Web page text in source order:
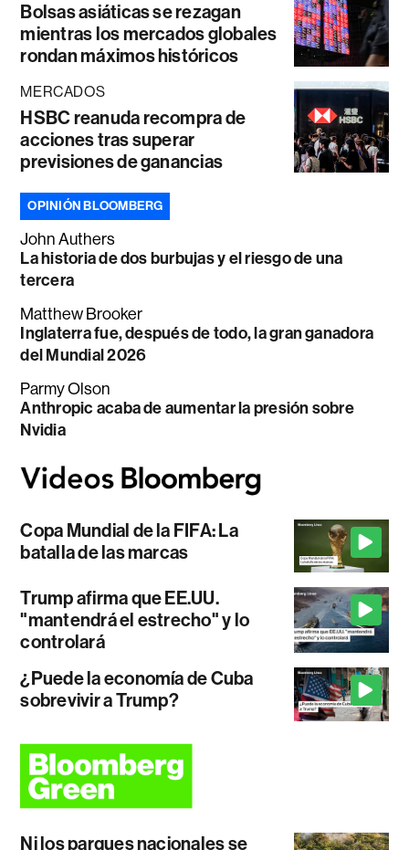
Bolsas asiáticas se rezagan
mientras los mercados globales
rondan máximos históricos
MERCADOS
HSBC reanuda recompra de
acciones tras superar
previsiones de ganancias
OPINIÓN BLOOMBERG
John Authers
La historia de dos burbujas y el riesgo de una
tercera
Matthew Brooker
Inglaterra fue, después de todo, la gran ganadora
del Mundial 2026
Parmy Olson
Anthropic acaba de aumentar la presión sobre
Nvidia
Copa Mundial de la FIFA: La
batalla de las marcas
Trump afirma que EE.UU.
"mantendrá el estrecho" y lo
controlará
¿Puede la economía de Cuba
sobrevivir a Trump?
Ni los parques nacionales se